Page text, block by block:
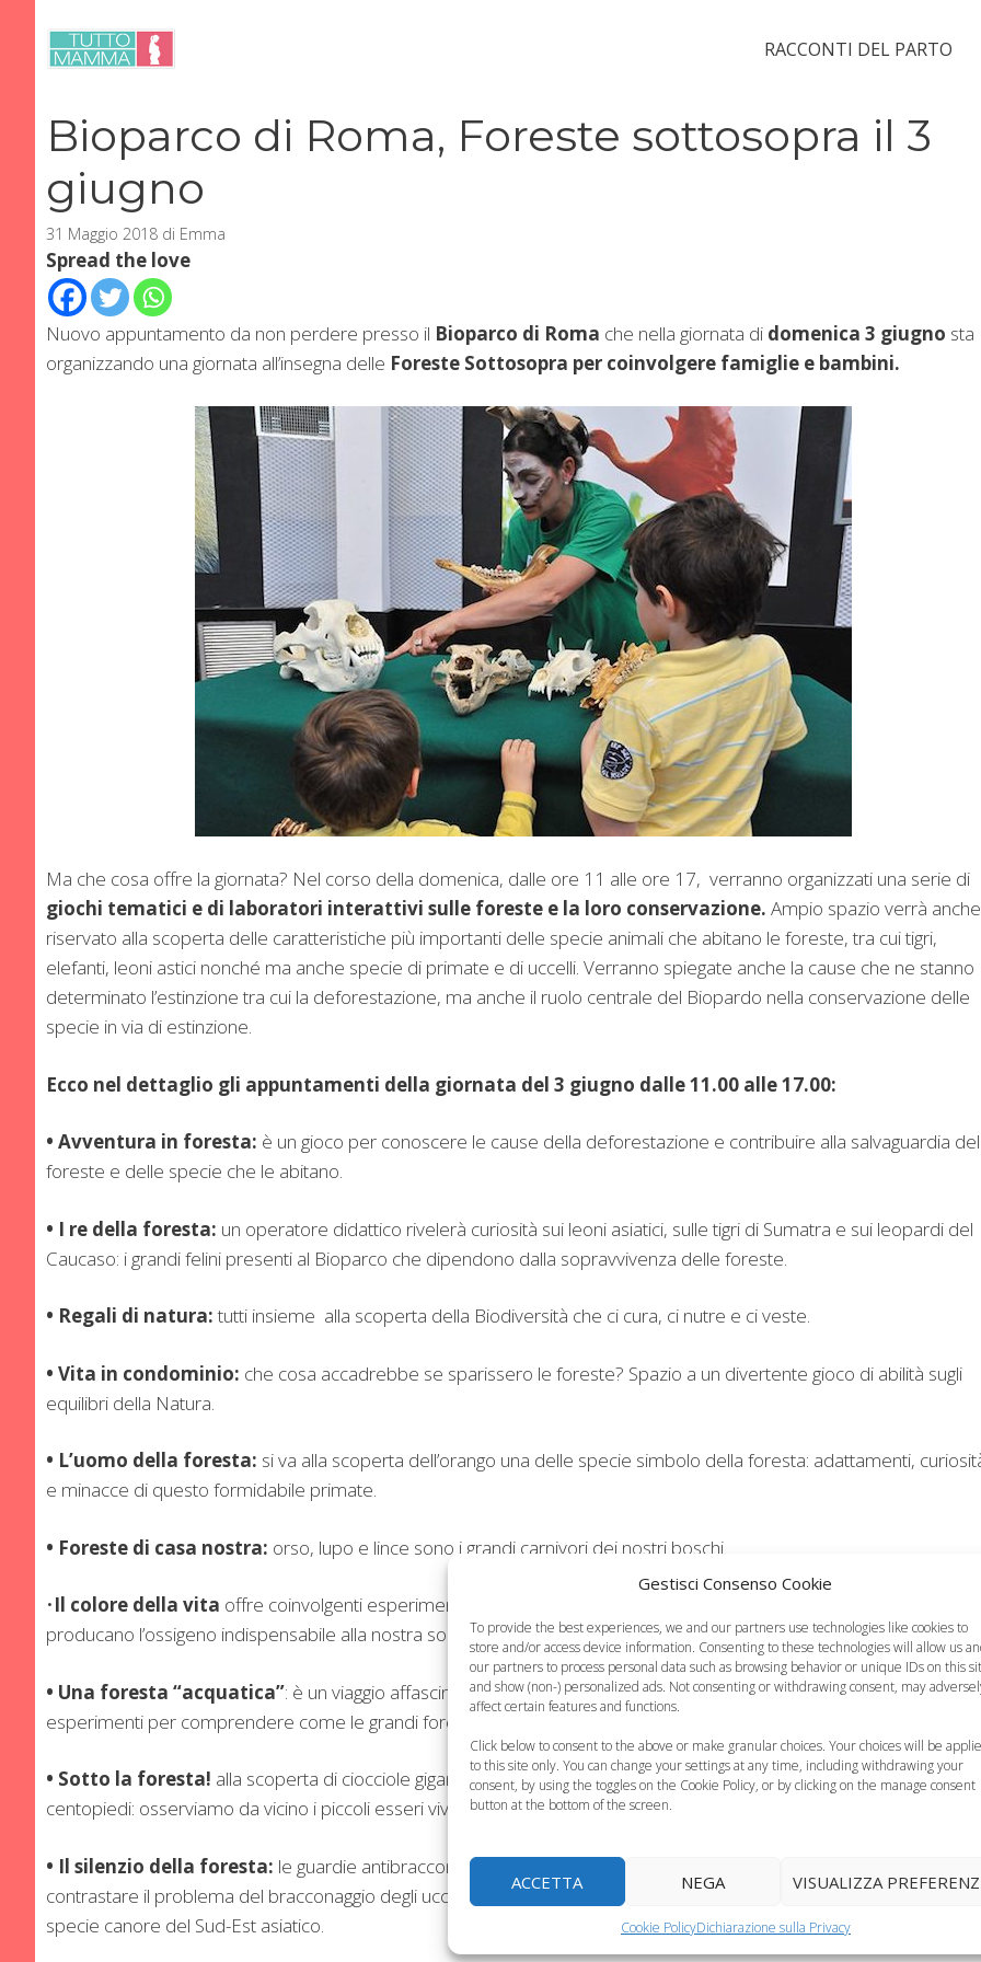
Gestisci Consenso Cookie
To provide the best experiences, we and our partners use technologies like cookies to
store and/or access device information. Consenting to these technologies will allow us
our partners to process personal data such as browsing behavior or unique IDs on this
and show (non-) personalized ads. Not consenting or withdrawing consent, may
affect certain features and functions.
Click below to consent to the above or make granular choices. Your choices will be
to this site only. You can change your settings at any time, including withdrawing your
consent, by using the toggles on the Cookie Policy, or by clicking on the manage consent
button at the bottom of the screen.
ACCETTA NEGA VISUALIZZA
Cookie PolicyDichiarazione sulla Privacy
contenuto
RACCONTI DEL PARTO
Bioparco di Roma, Foreste sottosopra il 3
giugno
31 Maggio 2018 di Emma
Spread the love
Nuovo appuntamento da non perdere presso il Bioparco di Roma che nella giornata di domenica 3 giugno sta
organizzando una giornata all’insegna delle Foreste Sottosopra per coinvolgere famiglie e bambini.
Ma che cosa offre la giornata? Nel corso della domenica, dalle ore 11 alle ore 17, verranno organizzati una serie di
giochi tematici e di laboratori interattivi sulle foreste e la loro conservazione. Ampio spazio verrà anche
riservato alla scoperta delle caratteristiche più importanti delle specie animali che abitano le foreste, tra cui tigri,
elefanti, leoni astici nonché ma anche specie di primate e di uccelli. Verranno spiegate anche la cause che ne stanno
determinato l’estinzione tra cui la deforestazione, ma anche il ruolo centrale del Biopardo nella conservazione delle
specie in via di estinzione.
Ecco nel dettaglio gli appuntamenti della giornata del 3 giugno dalle 11.00 alle 17.00:
• Avventura in foresta: è un gioco per conoscere le cause della deforestazione e contribuire alla salvaguardia
foreste e delle specie che le abitano.
• I re della foresta: un operatore didattico rivelerà curiosità sui leoni asiatici, sulle tigri di Sumatra e sui leopardi del
Caucaso: i grandi felini presenti al Bioparco che dipendono dalla sopravvivenza delle foreste.
• Regali di natura:tutti insieme alla scoperta della Biodiversità che ci cura, ci nutre e ci veste.
• Vita in condominio: che cosa accadrebbe se sparissero le foreste? Spazio a un divertente gioco di abilità sugli
equilibri della Natura.
• L’uomo della foresta: si va alla scoperta dell’orango una delle specie simbolo della foresta: adattamenti,
e minacce di questo formidabile primate.
• Foreste di casa nostra: orso, lupo e lince sono i grandi carnivori dei nostri boschi.
•Il colore della vita offre coinvolgenti esperimenti di chimica per svelare il ‘superpotere’ delle piante e in che
producano l’ossigeno indispensabile alla nostra sopravvivenza.
• Una foresta “acquatica”: è un viaggio affascinante quanto alla scoperta del ciclo dell’acqua svelato attraverso
esperimenti per comprendere come le grandi foreste siano indispensabili per il suo mantenimento.
• Sotto la foresta! alla scoperta di ciocciole giganti, insetti poderosi, ragni dalle vistose decorazioni, mille e
centopiedi: osserviamo da vicino i piccoli esseri viventi che popolano le foreste del nostro pianeta da milioni di anni.
• Il silenzio della foresta: le guardie antibracconaggio del WWF ci mostreranno i trucchi del mestiere per
contrastare il problema del bracconaggio degli uccelli nel nostro Paese e prendere coscienza del dramma vissuto
specie canore del Sud-Est asiatico.